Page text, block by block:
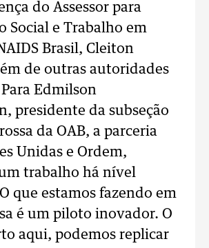
do Assessor para
Social e Trabalho em
Brasil, Cleiton
de outras autoridades
Edmilson
presidente da subseção
da OAB, a parceria
Unidas e Ordem,
trabalho há nível
que estamos fazendo em
é um piloto inovador. O
aqui, podemos replicar